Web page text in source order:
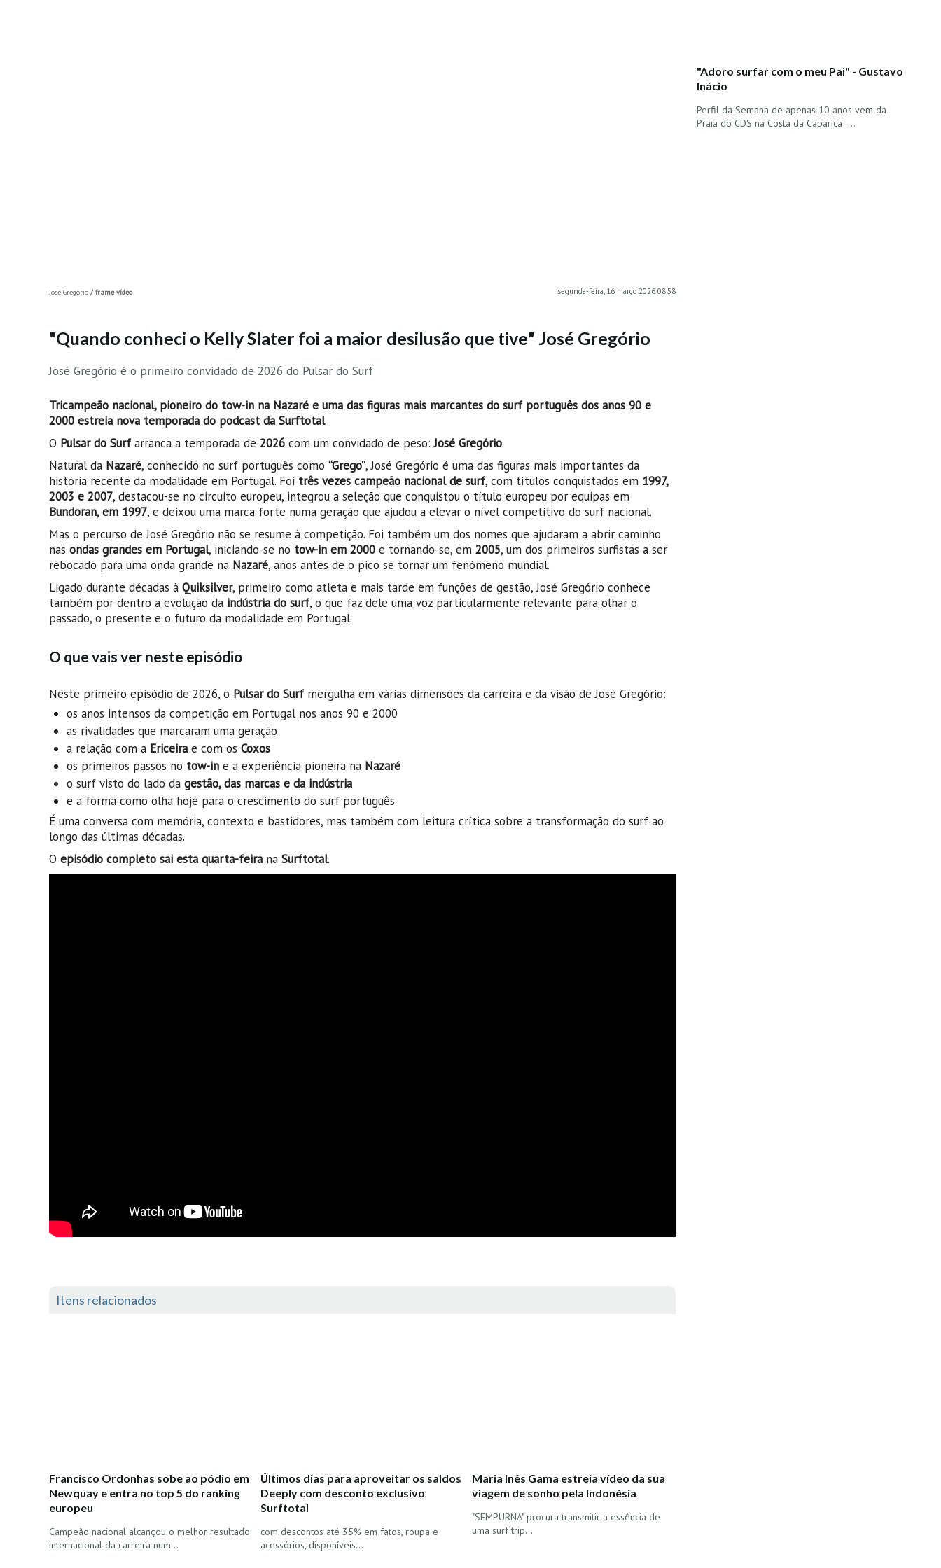
José Gregório / frame vídeo segunda-feira, 16 março 2026 08:58
"Quando conheci o Kelly Slater foi a maior desilusão que tive" José Gregório
José Gregório é o primeiro convidado de 2026 do Pulsar do Surf
Tricampeão nacional, pioneiro do tow-in na Nazaré e uma das figuras mais marcantes do surf português dos anos 90 e
2000 estreia nova temporada do podcast da Surftotal
O Pulsar do Surfarranca a temporada de 2026com um convidado de peso:José Gregório.
Natural da Nazaré, conhecido no surf português como “Grego”, José Gregório é uma das figuras mais importantes da
história recente da modalidade em Portugal. Foi três vezes campeão nacional de surf, com títulos conquistados em 1997,
2003 e 2007, destacou-se no circuito europeu, integrou a seleção que conquistou o título europeu por equipas em
Bundoran, em 1997, e deixou uma marca forte numa geração que ajudou a elevar o nível competitivo do surf nacional.
Mas o percurso de José Gregório não se resume à competição. Foi também um dos nomes que ajudaram a abrir caminho
nas ondas grandes em Portugal, iniciando-se no tow-in em 2000e tornando-se, em 2005, um dos primeiros surfistas a ser
rebocado para uma onda grande na Nazaré, anos antes de o pico se tornar um fenómeno mundial.
Ligado durante décadas à Quiksilver, primeiro como atleta e mais tarde em funções de gestão, José Gregório conhece
também por dentro a evolução da indústria do surf, o que faz dele uma voz particularmente relevante para olhar o
passado, o presente e o futuro da modalidade em Portugal.
O que vais ver neste episódio
Neste primeiro episódio de 2026, o Pulsar do Surfmergulha em várias dimensões da carreira e da visão de José Gregório:
os anos intensos da competição em Portugal nos anos 90 e 2000
as rivalidades que marcaram uma geração
a relação com a Ericeirae com os Coxos
os primeiros passos no tow-ine a experiência pioneira na Nazaré
o surf visto do lado da gestão, das marcas e da indústria
e a forma como olha hoje para o crescimento do surf português
É uma conversa com memória, contexto e bastidores, mas também com leitura crítica sobre a transformação do surf ao
longo das últimas décadas.
O episódio completo sai esta quarta-feirana Surftotal.
Itens relacionados
Francisco Ordonhas sobe ao pódio em
Newquay e entra no top 5 do ranking
europeu
Campeão nacional alcançou o melhor resultado
internacional da carreira num…
Últimos dias para aproveitar os saldos
Deeply com desconto exclusivo
Surftotal
com descontos até 35% em fatos, roupa e
acessórios, disponíveis…
Maria Inês Gama estreia vídeo da sua
viagem de sonho pela Indonésia
"SEMPURNA" procura transmitir a essência de
uma surf trip...
"Adoro surfar com o meu Pai" - Gustavo
Inácio
Perfil da Semana de apenas 10 anos vem da
Praia do CDS na Costa da Caparica ....